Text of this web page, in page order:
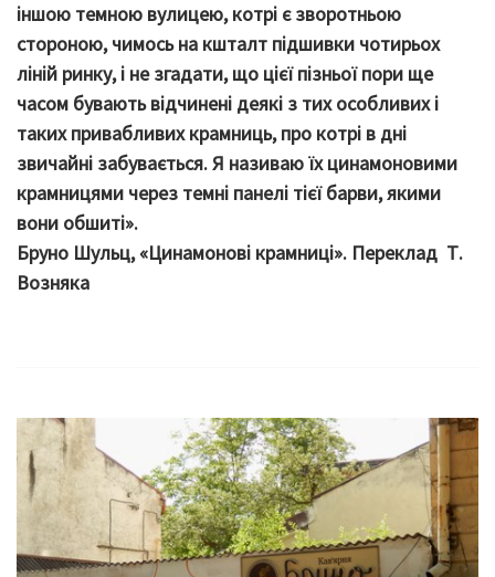
іншою темною вулицею, котрі є зворотньою
стороною, чимось на кшталт підшивки чотирьох
ліній ринку, і не згадати, що цієї пізньої пори ще
часом бувають відчинені деякі з тих особливих і
таких привабливих крамниць, про котрі в дні
звичайні забувається. Я називаю їх цинамоновими
крамницями через темні панелі тієї барви, якими
вони обшиті».
Бруно Шульц, «Цинамонові крамниці». Переклад Т.
Возняка